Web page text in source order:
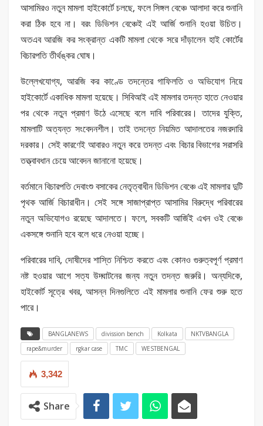
আসামিরও নতুন মামলা হাইকোর্টে চলছে, ফলে সিঙ্গল বেঞ্চে আলাদা করে শুনানি
করা ঠিক হবে না। বরং ডিভিশন বেঞ্চেই এই আর্জি শুনানি হওয়া উচিত।
অতএব আরজি কর সংক্রান্ত একটি মামলা থেকে সরে দাঁড়ালেন হাই কোর্টের
বিচারপতি তীর্থঙ্কর ঘোষ।
উল্লেখযোগ্য, আরজি কর কাণ্ডে তদন্তের গাফিলতি ও অভিযোগ নিয়ে
হাইকোর্টে একাধিক মামলা হয়েছে। সিবিআই এই মামলার তদন্ত হাতে নেওয়ার
পর থেকে নতুন প্রমাণ উঠে এসেছে বলে দাবি পরিবারের। তাদের যুক্তি,
মামলাটি অত্যন্ত সংবেদনশীল। তাই তদন্তে নিয়মিত আদালতের নজরদারি
দরকার। সেই কারণেই আবারও নতুন করে তদন্ত এবং বিচার বিভাগের সরাসরি
তত্ত্বাবধান চেয়ে আবেদন জানানো হয়েছে।
বর্তমানে বিচারপতি দেবাংশু বসাকের নেতৃত্বাধীন ডিভিশন বেঞ্চে এই মামলার দুটি
পৃথক আর্জি বিচারাধীন। সেই সঙ্গে সাজাপ্রাপ্ত আসামির বিরুদ্ধে পরিবারের
নতুন অভিযোগও রয়েছে আদালতে। ফলে, সবকটি আর্জিই এখন ওই বেঞ্চে
একসঙ্গে শুনানি হবে বলে ধরে নেওয়া হচ্ছে।
পরিবারের দাবি, দোষীদের শাস্তি নিশ্চিত করতে এবং কোনও গুরুত্বপূর্ণ প্রমাণ
নষ্ট হওয়ার আগে সত্য উদ্ঘাটনের জন্য নতুন তদন্ত জরুরি। অন্যদিকে,
হাইকোর্ট সূত্রে খবর, আসন্ন দিনগুলিতে এই মামলার শুনানি ফের শুরু হতে
পারে।
BANGLANEWS divission bench Kolkata
NKTVBANGLA
rape&murder
rgkar case TMC WESTBENGAL
3,342
Share